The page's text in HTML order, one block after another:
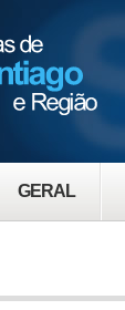
GERAL